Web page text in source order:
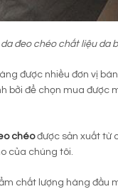
da đeo chéo chất liệu da
được nhiều đơn vị
bởi để chọn mua
chéođược sản xuất từ
của chúng tôi.
chất lượng hàng đầu